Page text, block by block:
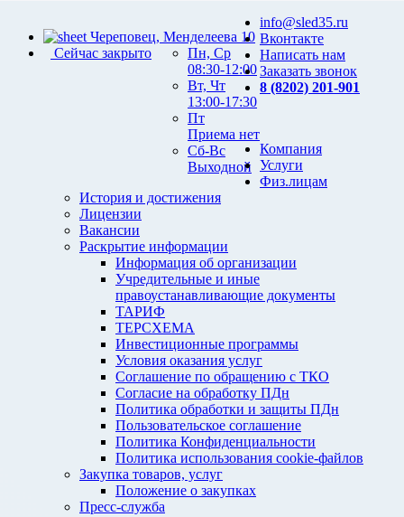
Череповец, Менделеева 10
Сейчас закрыто
Пн, Ср
08:30-12:00
Вт, Чт
13:00-17:30
Пт
Приема нет
Сб-Вс
Выходной
info@sled35.ru
Вконтакте
Написать нам
Заказать звонок
8 (8202) 201-901
Компания
История и достижения
Лицензии
Вакансии
Раскрытие информации
Информация об организации
Учредительные и иные
правоустанавливающие документы
ТАРИФ
ТЕРСХЕМА
Инвестиционные программы
Условия оказания услуг
Соглашение по обращению с ТКО
Согласие на обработку ПДн
Политика обработки и защиты ПДн
Пользовательское соглашение
Политика Конфиденциальности
Политика использования cookie-файлов
Закупка товаров, услуг
Положение о закупках
Пресс-служба
Услуги
Физ.лицам